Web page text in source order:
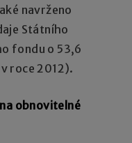
navrženo
Státního
fondu o 53,6
roce 2012).
obnovitelné